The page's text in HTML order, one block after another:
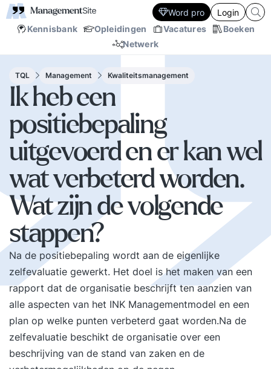
Kennisbank Opleidingen Vacatures
Boeken
Netwerk
Word pro Login
TQL Management Kwaliteitsmanagement
Ik heb een
positiebepaling
uitgevoerd en er kan wel
wat verbeterd worden.
Wat zijn de volgende
stappen?
Na de positiebepaling wordt aan de eigenlijke
zelfevaluatie gewerkt. Het doel is het maken van een
rapport dat de organisatie beschrijft ten aanzien van
alle aspecten van het INK Managementmodel en een
plan op welke punten verbeterd gaat worden.Na de
zelfevaluatie beschikt de organisatie over een
beschrijving van de stand van zaken en de